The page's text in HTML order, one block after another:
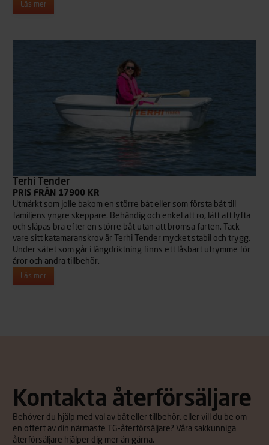
Läs mer
Terhi Tender
PRIS FRÅN 17900 KR
Utmärkt som jolle bakom en större båt eller som första båt till
familjens yngre skeppare. Behändig och enkel att ro, lätt att lyfta
och släpas bra efter en större båt utan att bromsa farten. Tack
vare sitt katamaranskrov är Terhi Tender mycket stabil och trygg.
Under sätet som går i längdriktning finns ett låsbart utrymme för
åror och andra tillbehör.
Läs mer
Kontakta återförsäljare
Behöver du hjälp med val av båt eller tillbehör, eller vill du be om
en offert av din närmaste TG-återförsäljare? Våra sakkunniga
återförsäljare hjälper dig mer än gärna.